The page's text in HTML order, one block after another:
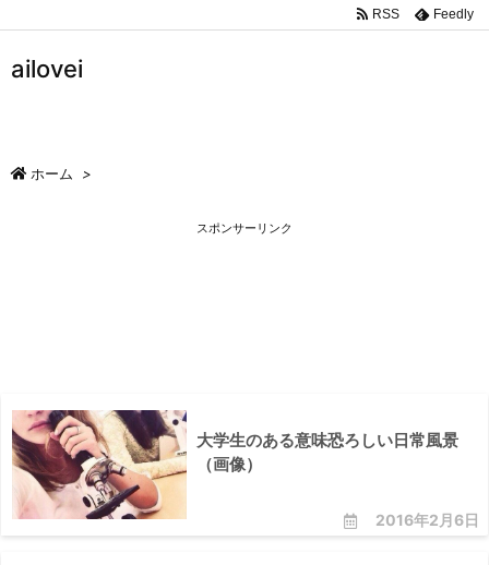
RSS Feedly
ailovei
ホーム >
スポンサーリンク
2016年2月6日
大学生のある意味恐ろしい日常風景
（画像）